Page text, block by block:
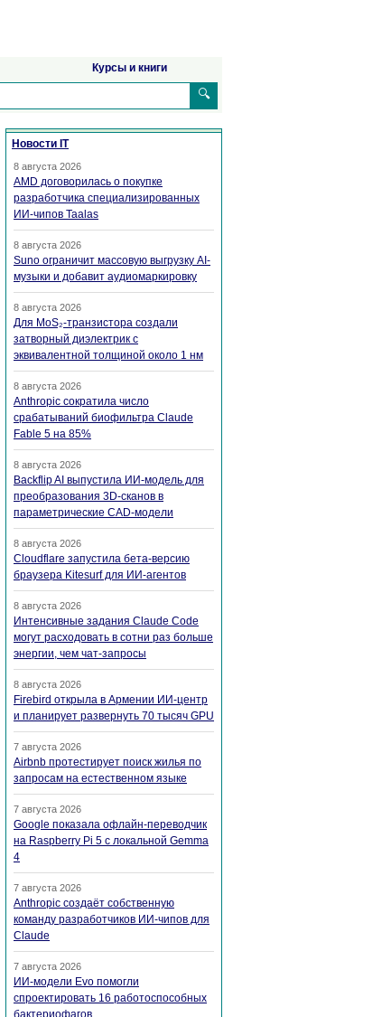
Курсы и книги
🔍
Новости IT
8 августа 2026
AMD договорилась о покупке
разработчика специализированных
ИИ-чипов Taalas
8 августа 2026
Suno ограничит массовую выгрузку AI-
музыки и добавит аудиомаркировку
8 августа 2026
Для MoS₂-транзистора создали
затворный диэлектрик с
эквивалентной толщиной около 1 нм
8 августа 2026
Anthropic сократила число
срабатываний биофильтра Claude
Fable 5 на 85%
8 августа 2026
Backflip AI выпустила ИИ-модель для
преобразования 3D-сканов в
параметрические CAD-модели
8 августа 2026
Cloudflare запустила бета-версию
браузера Kitesurf для ИИ-агентов
8 августа 2026
Интенсивные задания Claude Code
могут расходовать в сотни раз больше
энергии, чем чат-запросы
8 августа 2026
Firebird открыла в Армении ИИ-центр
и планирует развернуть 70 тысяч GPU
7 августа 2026
Airbnb протестирует поиск жилья по
запросам на естественном языке
7 августа 2026
Google показала офлайн-переводчик
на Raspberry Pi 5 с локальной Gemma
4
7 августа 2026
Anthropic создаёт собственную
команду разработчиков ИИ-чипов для
Claude
7 августа 2026
ИИ-модели Evo помогли
спроектировать 16 работоспособных
бактериофагов